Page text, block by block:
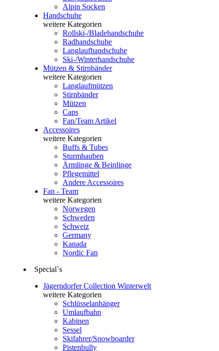
Alpin Socken
Handschuhe
weitere Kategorien
Rollski-/Bladehandschuhe
Radhandschuhe
Langlaufhandschuhe
Ski-/Winterhandschuhe
Mützen & Stirnbänder
weitere Kategorien
Langlaufmützen
Stirnbänder
Mützen
Caps
Fan/Team Artikel
Accessoires
weitere Kategorien
Buffs & Tubes
Sturmhauben
Ärmlinge & Beinlinge
Pflegemittel
Andere Accessoires
Fan - Team
weitere Kategorien
Norwegen
Schweden
Schweiz
Germany
Kanada
Nordic Fan
Special`s
Jägerndorfer Collection Winterwelt
weitere Kategorien
Schlüsselanhänger
Umlaufbahn
Kabinen
Sessel
Skifahrer/Snowboarder
Pistenbully